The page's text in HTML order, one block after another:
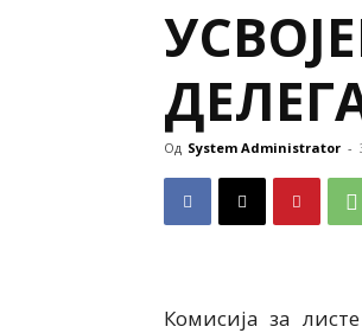
Од System Administrator -
Комисија за